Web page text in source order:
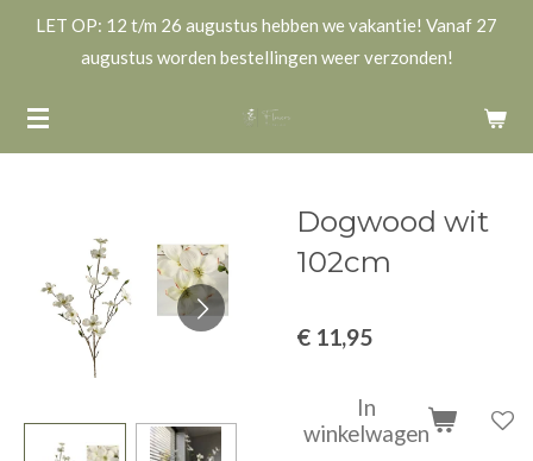
de
hoofdinhoud
LET OP: 12 t/m 26 augustus hebben we vakantie! Vanaf 27
augustus worden bestellingen weer verzonden!
Dogwood wit
102cm
€ 11,95
In
winkelwagen